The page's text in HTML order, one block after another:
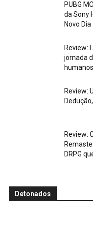
PUBG
da Sony
Novo Dia
Review:
jornada
humanos
Review:
Review:
DRPG
Detonados